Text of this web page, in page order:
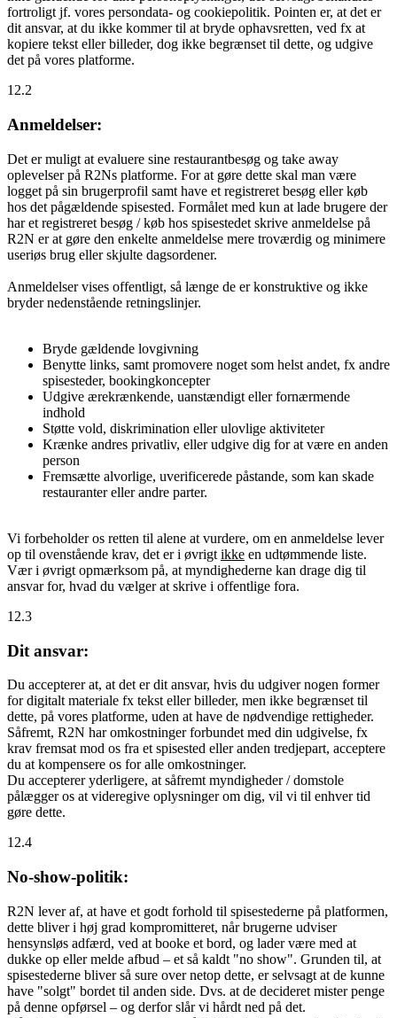
fortroligt jf. vores persondata- og cookiepolitik. Pointen er, at det er
dit ansvar, at du ikke kommer til at bryde ophavsretten, ved fx at
kopiere tekst eller billeder, dog ikke begrænset til dette, og udgive
det på vores platforme.
12.2
Anmeldelser:
Det er muligt at evaluere sine restaurantbesøg og take away
oplevelser på R2Ns platforme. For at gøre dette skal man være
logget på sin brugerprofil samt have et registreret besøg eller køb
hos det pågældende spisested. Formålet med kun at lade brugere der
har et registreret besøg / køb hos spisestedet skrive anmeldelse på
R2N er at gøre den enkelte anmeldelse mere troværdig og minimere
useriøs brug eller skjulte dagsordener.
Anmeldelser vises offentligt, så længe de er konstruktive og ikke
bryder nedenstående retningslinjer.
Bryde gældende lovgivning
Benytte links, samt promovere noget som helst andet, fx andre
spisesteder, bookingkoncepter
Udgive ærekrænkende, uanstændigt eller fornærmende
indhold
Støtte vold, diskrimination eller ulovlige aktiviteter
Krænke andres privatliv, eller udgive dig for at være en anden
person
Fremsætte alvorlige, uverificerede påstande, som kan skade
restauranter eller andre parter.
Vi forbeholder os retten til alene at vurdere, om en anmeldelse lever
op til ovenstående krav, det er i øvrigt ikke en udtømmende liste.
Vær i øvrigt opmærksom på, at myndighederne kan drage dig til
ansvar for, hvad du vælger at skrive i offentlige fora.
12.3
Dit ansvar:
Du accepterer at, at det er dit ansvar, hvis du udgiver nogen former
for digitalt materiale fx tekst eller billeder, men ikke begrænset til
dette, på vores platforme, uden at have de nødvendige rettigheder.
Såfremt, R2N har omkostninger forbundet med din udgivelse, fx
krav fremsat mod os fra et spisested eller anden tredjepart, acceptere
du at kompensere os for alle omkostninger.
Du accepterer yderligere, at såfremt myndigheder / domstole
pålægger os at videregive oplysninger om dig, vil vi til enhver tid
gøre dette.
12.4
No-show-politik:
R2N lever af, at have et godt forhold til spisestederne på platformen,
dette bliver i høj grad kompromitteret, når brugerne udviser
hensynsløs adfærd, ved at booke et bord, og lader være med at
dukke op eller melde afbud – et så kaldt "no show". Grunden til, at
spisestederne bliver så sure over netop dette, er selvsagt at de kunne
have "solgt" bordet til anden side. Dvs. at de decideret mister penge
på denne opførsel – og derfor slår vi hårdt ned på det.